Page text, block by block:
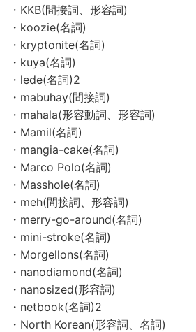
・KKB(間接詞、形容詞)
・koozie(名詞)
・kryptonite(名詞)
・kuya(名詞)
・lede(名詞)2
・mabuhay(間接詞)
・mahala(形容動詞、形容詞)
・Mamil(名詞)
・mangia-cake(名詞)
・Marco Polo(名詞)
・Masshole(名詞)
・meh(間接詞、形容詞)
・merry-go-around(名詞)
・mini-stroke(名詞)
・Morgellons(名詞)
・nanodiamond(名詞)
・nanosized(形容詞)
・netbook(名詞)2
・North Korean(形容詞、名詞)